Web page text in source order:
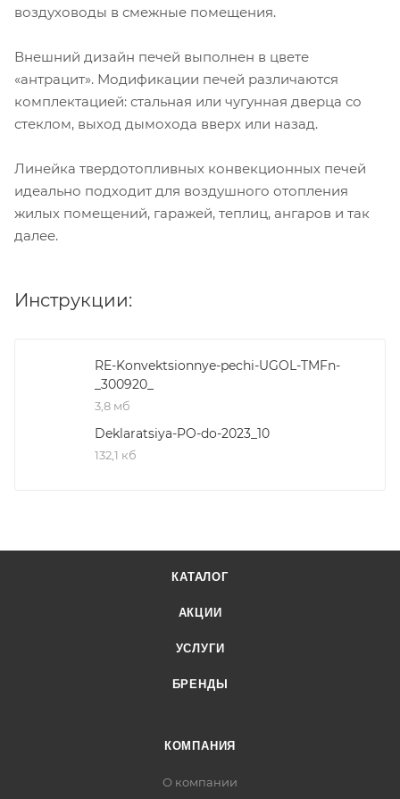
воздуховоды в смежные помещения.
Внешний дизайн печей выполнен в цвете
«антрацит». Модификации печей различаются
комплектацией: стальная или чугунная дверца со
стеклом, выход дымохода вверх или назад.
Линейка твердотопливных конвекционных печей
идеально подходит для воздушного отопления
жилых помещений, гаражей, теплиц, ангаров и так
далее.
Инструкции:
RE-Konvektsionnye-pechi-UGOL-TMFn-
_300920_
3,8 мб
Deklaratsiya-PO-do-2023_10
132,1 кб
КАТАЛОГ
АКЦИИ
УСЛУГИ
БРЕНДЫ
КОМПАНИЯ
О компании